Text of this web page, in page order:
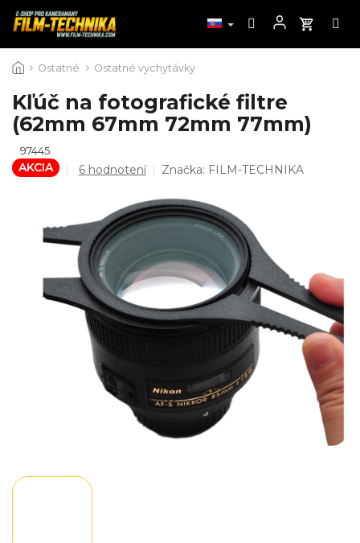
na
Ostatné Ostatné vychytávky
Kľúč na fotografické filtre
(62mm 67mm 72mm 77mm)
97445
AKCIA
Priemerné
4,7
z
5
hviezdičiek.
6 hodnotení Značka: FILM-TECHNIKA